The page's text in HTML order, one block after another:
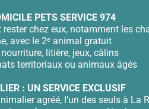
PETS SERVICE 974
chez eux, notamment les
avec le 2ᵉ animal gratuit
litière, jeux, câlins
territoriaux ou animaux âgés
: UN SERVICE EXCLUSIF
agréé, l’un des seuls à La